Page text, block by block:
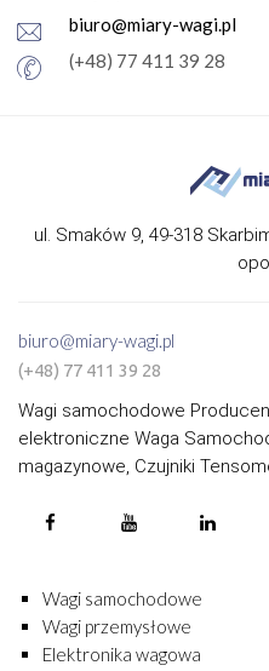
biuro@miary-wagi.pl
(+48) 77 411 39 28
ul. Smaków 9, 49-318
biuro@miary-wagi.pl
(+48) 77 411 39 28
Wagi samochodowe
elektroniczne Waga
magazynowe, Czujniki
Wagi samochodowe
Wagi przemysłowe
Elektronika wagowa